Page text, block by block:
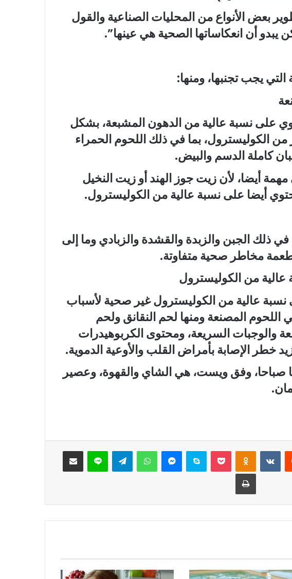
بعض الأنواع من المحليات الصناعية والقول
يبدو أن انعكاساتها الصحية هي عينها”.
يجب تجنبها، ومنها:
على نسبة عالية من الدهون المشبعة، بشكل
الكوليسترول، بما في ذلك اللحوم الحمراء
كاملة الدسم والبيض.
أيضا، لأن زيت جوز الهند أو زيت النخيل
أيضا على نسبة عالية من الكوليسترول.
في ذلك الجبن والزبدة والقشدة والزبادي وما إلى
مخاطر صحية متفاوتة.
من الكوليسترول
عالية من الكوليسترول غير صحية لأسباب
اللحوم المصنعة ومنها لحم النقانق ولحم
والوجبات السريعة، ومحتوى الكربوهيدرات
خطر الإصابة بأمراض القلب والأوعية الدموية.
صباحا، وفق ويست، هي الشاي والقهوة، وعصير
سكايب واتساب لاين